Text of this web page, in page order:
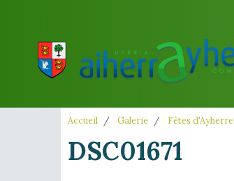
Accueil Galerie Fêtes d'Ayherre
DSC01671